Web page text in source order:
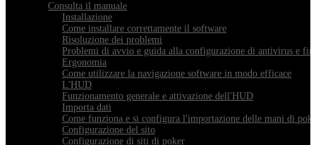
Consulta il manuale
Installazione
Come installare correttamente il software
Risoluzione dei problemi
Problemi di avvio e guida alla configurazione di antivirus e
Ergonomia
Come utilizzare la navigazione software in modo efficace
L'HUD
Funzionamento generale e attivazione dell'HUD
Importa dati
Come funziona e si configura l'importazione delle mani di
Configurazione del sito
Configurazione di siti di poker